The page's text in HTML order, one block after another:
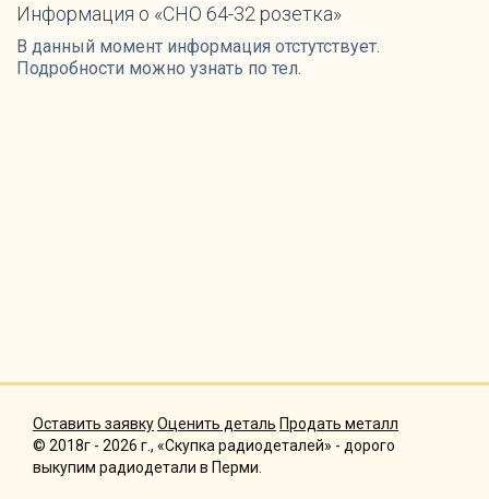
Информация о «СНО 64-32 розетка»
В данный момент информация отстутствует.
Подробности можно узнать по тел.
Оставить заявкуОценить деталь Продать металл
© 2018г - 2026 г., «Скупка радиодеталей» - дорого
выкупим радиодетали в Перми.